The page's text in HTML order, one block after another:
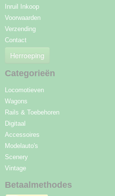
Inruil Inkoop
Voorwaarden
Verzending
Contact
Herroeping
Categorieën
Locomotieven
Wagons
Rails & Toebehoren
Digitaal
Accessoires
Modelauto's
Scenery
Vintage
Betaalmethodes